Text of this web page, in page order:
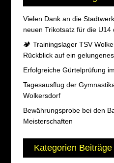
Vielen Dank an die
neuen Trikotsatz für die U14
🏕️ Trainingslager TSV
Rückblick auf ein
Erfolgreiche Gürtelprüfung
Tagesausflug der
Wolkersdorf
Bewährungsprobe bei den
Meisterschaften
Kategorien Beiträge